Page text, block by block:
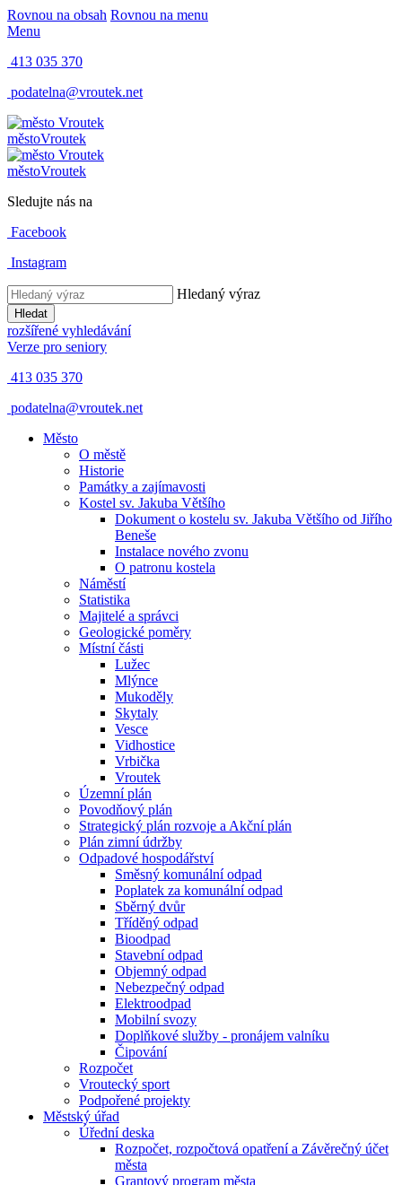
Rovnou na obsah Rovnou na menu
Menu
413 035 370
podatelna@vroutek.net
městoVroutek
městoVroutek
Sledujte nás na
Facebook
Instagram
Hledaný výraz
Hledat
rozšířené vyhledávání
Verze pro seniory
413 035 370
podatelna@vroutek.net
Město
O městě
Historie
Památky a zajímavosti
Kostel sv. Jakuba Většího
Dokument o kostelu sv. Jakuba Většího od Jiřího
Beneše
Instalace nového zvonu
O patronu kostela
Náměstí
Statistika
Majitelé a správci
Geologické poměry
Místní části
Lužec
Mlýnce
Mukoděly
Skytaly
Vesce
Vidhostice
Vrbička
Vroutek
Územní plán
Povodňový plán
Strategický plán rozvoje a Akční plán
Plán zimní údržby
Odpadové hospodářství
Směsný komunální odpad
Poplatek za komunální odpad
Sběrný dvůr
Tříděný odpad
Bioodpad
Stavební odpad
Objemný odpad
Nebezpečný odpad
Elektroodpad
Mobilní svozy
Doplňkové služby - pronájem valníku
Čipování
Rozpočet
Vroutecký sport
Podpořené projekty
Městský úřad
Úřední deska
Rozpočet, rozpočtová opatření a Závěrečný účet
města
Grantový program města